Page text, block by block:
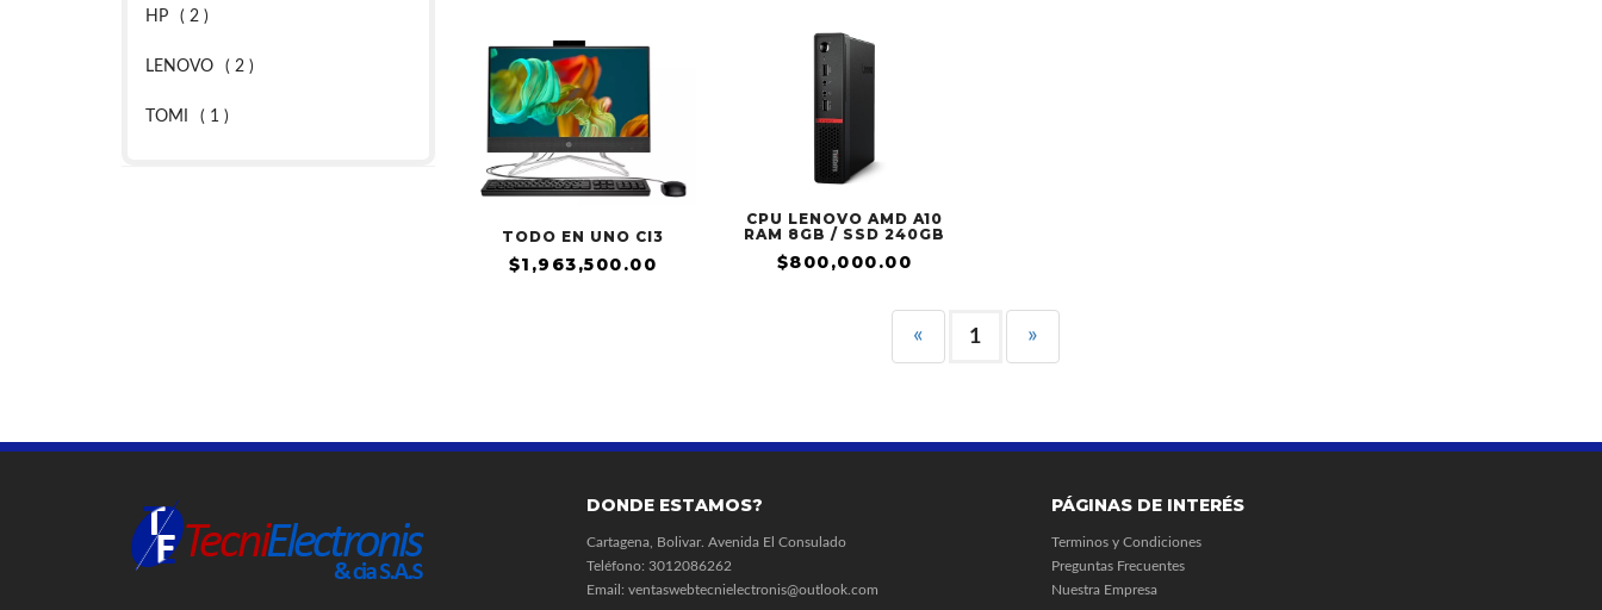
HP ( 2 )
LENOVO ( 2 )
TOMI ( 1 )
TODO EN UNO CI3
$1,963,500.00
CPU LENOVO AMD A10
RAM 8GB / SSD 240GB
$800,000.00
« 1 »
DONDE ESTAMOS?
Cartagena, Bolivar. Avenida El Consulado
Teléfono: 3012086262
Email: ventaswebtecnielectronis@outlook.com
PÁGINAS DE INTERÉS
Terminos y Condiciones
Preguntas Frecuentes
Nuestra Empresa